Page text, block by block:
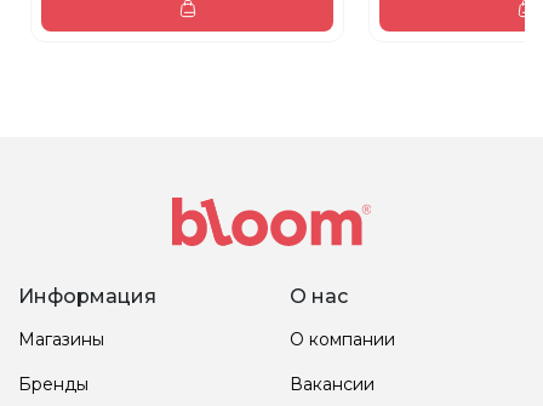
Информация
Магазины
Бренды
О нас
О компании
Вакансии